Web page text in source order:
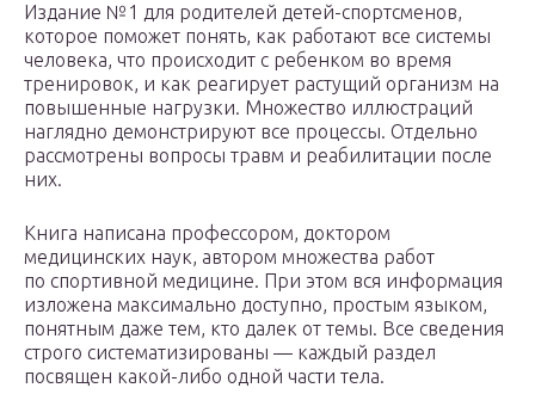
Издание №1 для родителей детей-спортсменов,
которое поможет понять, как работают все системы
человека, что происходит с ребенком во время
тренировок, и как реагирует растущий организм на
повышенные нагрузки. Множество иллюстраций
наглядно демонстрируют все процессы. Отдельно
рассмотрены вопросы травм и реабилитации после
них.
Книга написана профессором, доктором
медицинских наук, автором множества работ
по спортивной медицине. При этом вся информация
изложена максимально доступно, простым языком,
понятным даже тем, кто далек от темы. Все сведения
строго систематизированы — каждый раздел
посвящен какой-либо одной части тела.